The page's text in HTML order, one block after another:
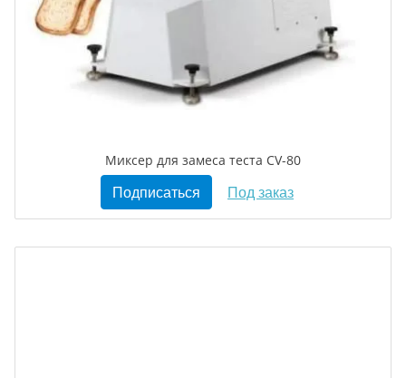
Миксер для замеса теста CV-80
Подписаться Под заказ